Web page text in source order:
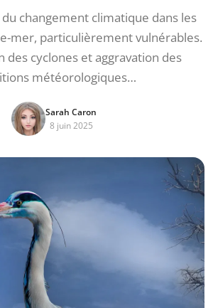
du changement climatique dans les
mer, particulièrement vulnérables.
des cyclones et aggravation des
météorologiques…
Sarah Caron
8 juin 2025